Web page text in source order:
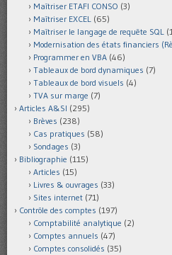
Maîtriser ETAFI CONSO (3)
Maîtriser EXCEL (65)
Maîtriser le langage de requête SQL
Modernisation des états financiers
Programmer en VBA (46)
Tableaux de bord dynamiques (7)
Tableaux de bord visuels (4)
TVA sur marge (7)
Articles A&SI (295)
Brèves (238)
Cas pratiques (58)
Sondages (3)
Bibliographie (115)
Articles (15)
Livres & ouvrages (33)
Sites internet (71)
Contrôle des comptes (197)
Comptabilité analytique (2)
Comptes annuels (47)
Comptes consolidés (35)